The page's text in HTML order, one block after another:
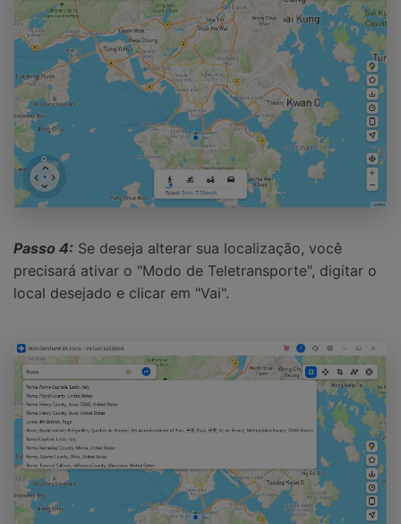
Passo 4: Se deseja alterar sua localização, você
precisará ativar o "Modo de Teletransporte", digitar o
local desejado e clicar em "Vai".